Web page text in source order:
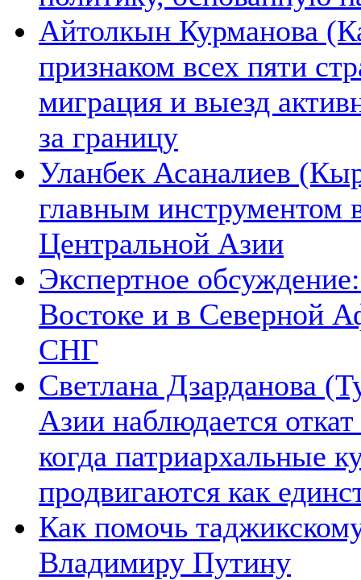
Айтолкын Курманова
признаком всех пяти
миграция и выезд
за границу
Уланбек Асаналиев
главным инструментом
Центральной Азии
Экспертное
Востоке и в Северной
СНГ
Светлана Дзарданова
Азии наблюдается
когда патриархальные
продвигаются как
Как помочь
Владимиру Путину